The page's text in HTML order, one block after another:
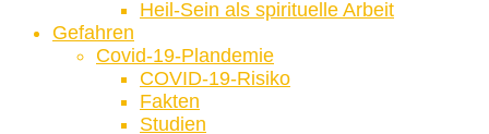
Heil-Sein als spirituelle Arbeit
Gefahren
Covid-19-Plandemie
COVID-19-Risiko
Fakten
Studien